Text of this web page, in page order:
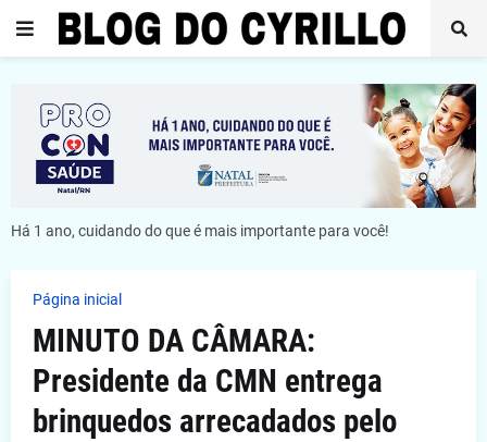
Há 1 ano, cuidando do que é mais importante para você!
Página inicial
MINUTO DA CÂMARA:
Presidente da CMN entrega
brinquedos arrecadados pelo